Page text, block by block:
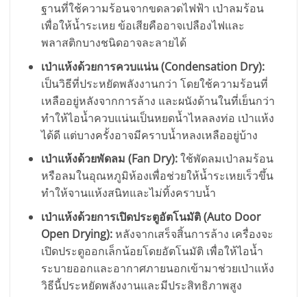
ฐานที่ใช้ความร้อนจากขดลวดไฟฟ้า เป่าลมร้อน
เพื่อให้น้ำระเหย ข้อเสียคืออาจเปลืองไฟและ
พลาสติกบางชนิดอาจละลายได้
เป่าแห้งด้วยการควบแน่น (Condensation Dry):
เป็นวิธีที่ประหยัดพลังงานกว่า โดยใช้ความร้อนที่
เหลืออยู่หลังจากการล้าง และผนังด้านในที่เย็นกว่า
ทำให้ไอน้ำควบแน่นเป็นหยดน้ำไหลลงท่อ เป่าแห้ง
ได้ดี แต่บางครั้งอาจมีคราบน้ำหลงเหลืออยู่บ้าง
เป่าแห้งด้วยพัดลม (Fan Dry):ใช้พัดลมเป่าลมร้อน
หรือลมในอุณหภูมิห้องเพื่อช่วยให้น้ำระเหยเร็วขึ้น
ทำให้จานแห้งสนิทและไม่ทิ้งคราบน้ำ
เป่าแห้งด้วยการเปิดประตูอัตโนมัติ (Auto Door
Open Drying):หลังจากเสร็จสิ้นการล้าง เครื่องจะ
เปิดประตูออกเล็กน้อยโดยอัตโนมัติ เพื่อให้ไอน้ำ
ระบายออกและอากาศภายนอกเข้ามาช่วยเป่าแห้ง
วิธีนี้ประหยัดพลังงานและมีประสิทธิภาพสูง